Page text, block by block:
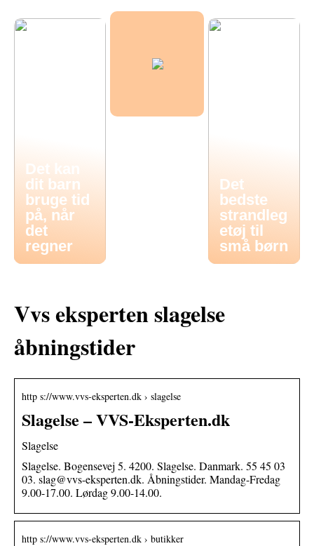
Det kan
dit barn
bruge tid
på, når
det
regner
Det
bedste
strandleg
etøj til
små børn
Vvs eksperten slagelse
åbningstider
http s://www.vvs-eksperten.dk › slagelse
Slagelse – VVS-Eksperten.dk
Slagelse
Slagelse. Bogensevej 5. 4200. Slagelse. Danmark. 55 45 03
03. slag@vvs-eksperten.dk. Åbningstider. Mandag-Fredag
9.00-17.00. Lørdag 9.00-14.00.
http s://www.vvs-eksperten.dk › butikker